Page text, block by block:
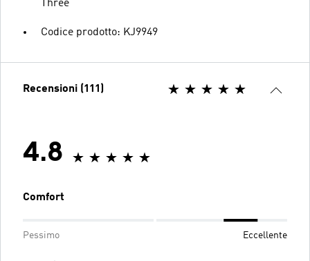
Three
Codice prodotto: KJ9949
Recensioni (111)
4.8
Comfort
Pessimo Eccellente